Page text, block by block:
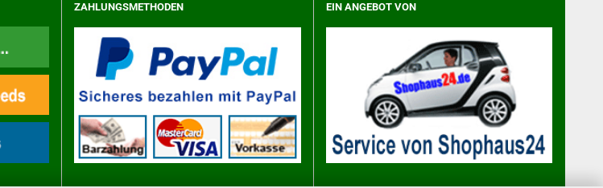
ZAHLUNGSMETHODEN EIN ANGEBOT VON